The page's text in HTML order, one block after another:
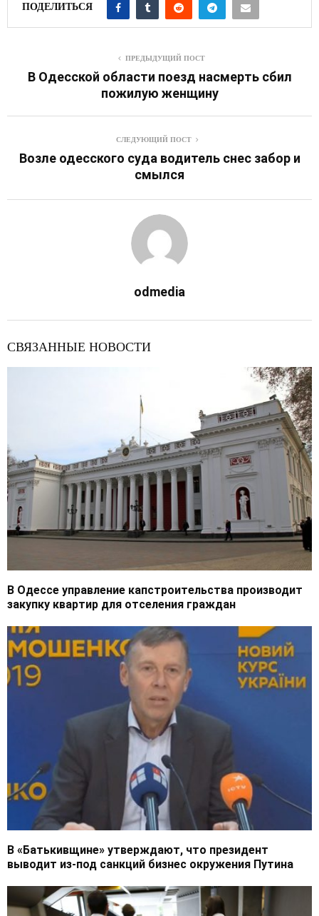
ПОДЕЛИТЬСЯ
ПРЕДЫДУЩИЙ ПОСТ
В Одесской области поезд насмерть сбил
пожилую женщину
СЛЕДУЮЩИЙ ПОСТ
Возле одесского суда водитель снес забор и
смылся
odmedia
СВЯЗАННЫЕ НОВОСТИ
В Одессе управление капстроительства производит
закупку квартир для отселения граждан
В «Батькивщине» утверждают, что президент
выводит из-под санкций бизнес окружения Путина